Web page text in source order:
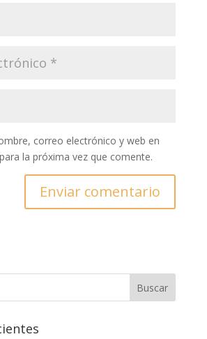
correo electrónico y web en
la próxima vez que comente.